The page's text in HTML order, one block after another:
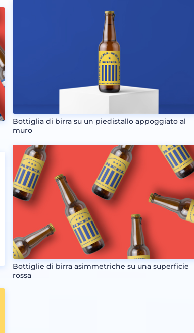
Bottiglia di birra su un piedistallo appoggiato al
muro
Bottiglie di birra asimmetriche su una superficie
rossa